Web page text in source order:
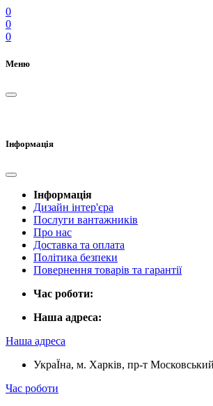
0
0
0
Меню
Інформація
Інформація
Дизайн інтер'єра
Послуги вантажників
Про нас
Доставка та оплата
Політика безпеки
Повернення товарів та гарантії
Час роботи:
Наша адреса:
Наша адреса
УкраЇна, м. Харків, пр-т
Час роботи